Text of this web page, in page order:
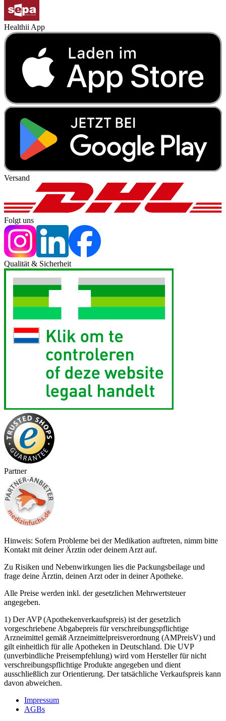
Healthii App
Versand
Folgt uns
Qualität & Sicherheit
Partner
Hinweis: Sofern Probleme bei der Medikation auftreten, nimm bitte
Kontakt mit deiner Ärztin oder deinem Arzt auf.
Zu Risiken und Nebenwirkungen lies die Packungsbeilage und
frage deine Ärztin, deinen Arzt oder in deiner Apotheke.
Alle Preise werden inkl. der gesetzlichen Mehrwertsteuer
angegeben.
1) Der AVP (Apothekenverkaufspreis) ist der gesetzlich
vorgeschriebene Abgabepreis für verschreibungspflichtige
Arzneimittel gemäß Arzneimittelpreisverordnung (AMPreisV) und
gilt einheitlich für alle Apotheken in Deutschland. Die UVP
(unverbindliche Preisempfehlung) wird vom Hersteller für nicht
verschreibungspflichtige Produkte angegeben und dient
ausschließlich zur Orientierung. Der tatsächliche Verkaufspreis kann
davon abweichen.
Impressum
AGBs